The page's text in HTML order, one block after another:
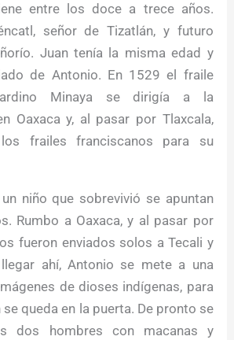
entre los doce a trece años.
señor de Tizatlán, y futuro
Juan tenía la misma edad y
de Antonio. En 1529 el fraile
Minaya se dirigía a la
Oaxaca y, al pasar por Tlaxcala,
frailes franciscanos para su
niño que sobrevivió se apuntan
Rumbo a Oaxaca, y al pasar por
fueron enviados solos a Tecali y
llegar ahí, Antonio se mete a una
de dioses indígenas, para
queda en la puerta. De pronto se
dos hombres con macanas y